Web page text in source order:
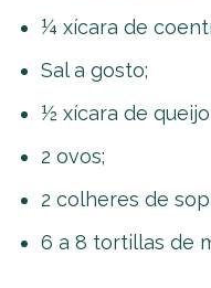
¼ xícara de
Sal a gosto;
½ xícara de
2 ovos;
2 colheres de
6 a 8 tortillas de